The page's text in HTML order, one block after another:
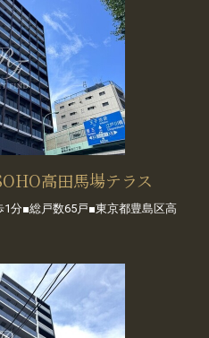
高田馬場テラス
分■総戸数65戸■東京都豊島区高